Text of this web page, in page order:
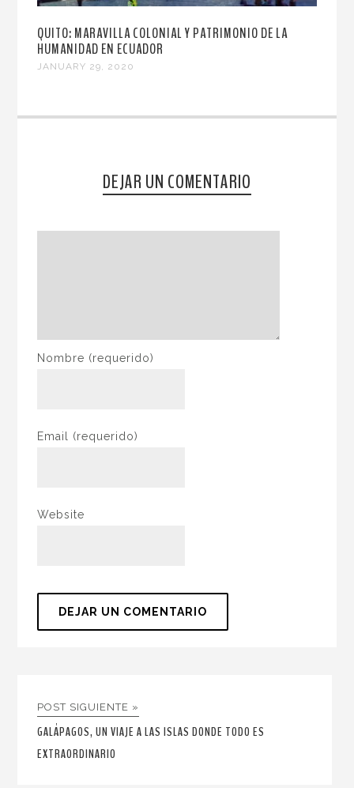
QUITO: MARAVILLA COLONIAL Y PATRIMONIO DE LA
HUMANIDAD EN ECUADOR
JANUARY 29, 2020
DEJAR UN COMENTARIO
Nombre (requerido)
Email (requerido)
Website
POST SIGUIENTE »
GALÁPAGOS, UN VIAJE A LAS ISLAS DONDE TODO ES
EXTRAORDINARIO